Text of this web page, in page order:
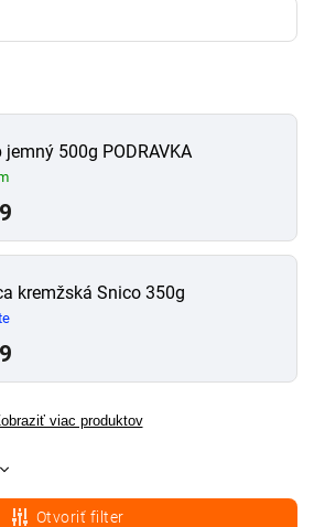
jemný 500g PODRAVKA
kremžská Snico 350g
viac produktov
Otvoriť filter